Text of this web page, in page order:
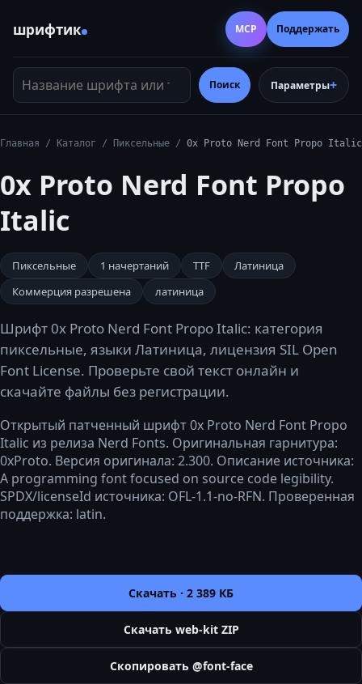
шрифтик
Название шрифта или тег
Поиск Параметры
MCP Поддержать
Главная / Каталог / Пиксельные / 0x Proto Nerd Font Propo Italic
0x Proto Nerd Font Propo
Italic
Пиксельные 1 начертаний TTF
Латиница
Коммерция разрешена
латиница
Шрифт 0x Proto Nerd Font Propo Italic: категория
пиксельные, языки Латиница, лицензия SIL Open
Font License. Проверьте свой текст онлайн и
скачайте файлы без регистрации.
Открытый патченный шрифт 0x Proto Nerd Font Propo
Italic из релиза Nerd Fonts. Оригинальная гарнитура:
0xProto. Версия оригинала: 2.300. Описание источника:
A programming font focused on source code legibility.
SPDX/licenseId источника: OFL-1.1-no-RFN. Проверенная
поддержка: latin.
Скачать · 2 389 КБ
Скачать web-kit ZIP
Скопировать @font-face